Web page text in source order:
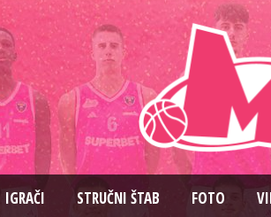
IGRAČI STRUČNI ŠTAB FOTO